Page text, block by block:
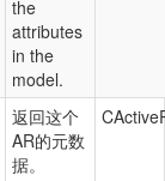
the
attributes
in the
model.
返回这个
AR的元数
据。